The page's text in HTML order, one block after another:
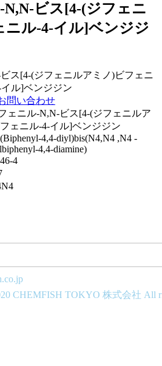
ビス[4-(ジフェニ
ニル-4-イル]ベンジジ
問い合わせ
ェニル-N,N-ビス[4-(ジフェニルア
ェニル-4-イル]ベンジジン
4,4-diyl)bis(N4,N4 ,N4 -
4,4-diamine)
4
CHEMFISH TOKYO 株式会社 All